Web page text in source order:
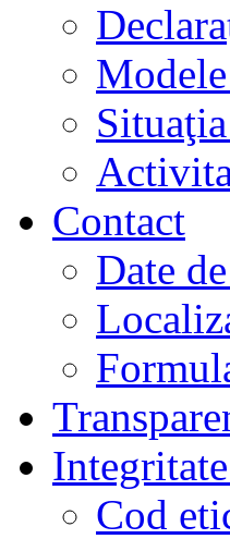
Contact
Date
Cod